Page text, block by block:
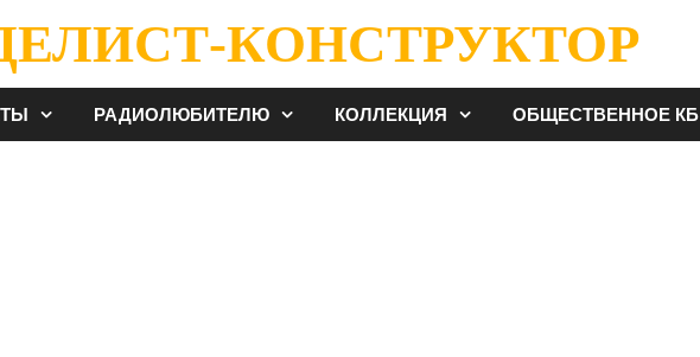
КОНСТРУКТОР
РАДИОЛЮБИТЕЛЮ КОЛЛЕКЦИЯ ОБЩЕСТВЕННОЕ КБ